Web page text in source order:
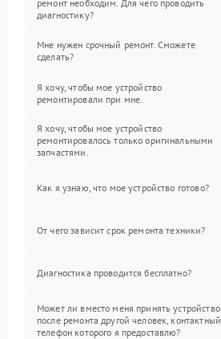
ремонт необходим. Для чего проводить
диагностику?
Мне нужен срочный ремонт. Сможете
сделать?
Я хочу, чтобы мое устройство
ремонтировали при мне.
Я хочу, чтобы мое устройство
ремонтировалось только оригинальными
запчастями.
Как я узнаю, что мое устройство готово?
От чего зависит срок ремонта техники?
Диагностика проводится бесплатно?
Может ли вместо меня принять устройство
после ремонта другой человек, контактный
телефон которого я предоставлю?